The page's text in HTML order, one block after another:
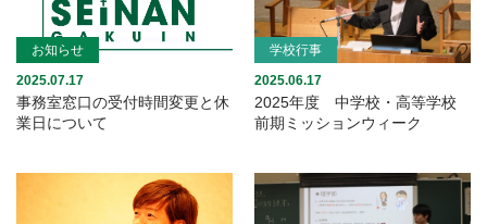
お知らせ
2025.07.17
事務室窓口の受付時間変更と休
業日について
学校行事
2025.06.17
2025年度 中学校・高等学校
前期ミッションウィーク